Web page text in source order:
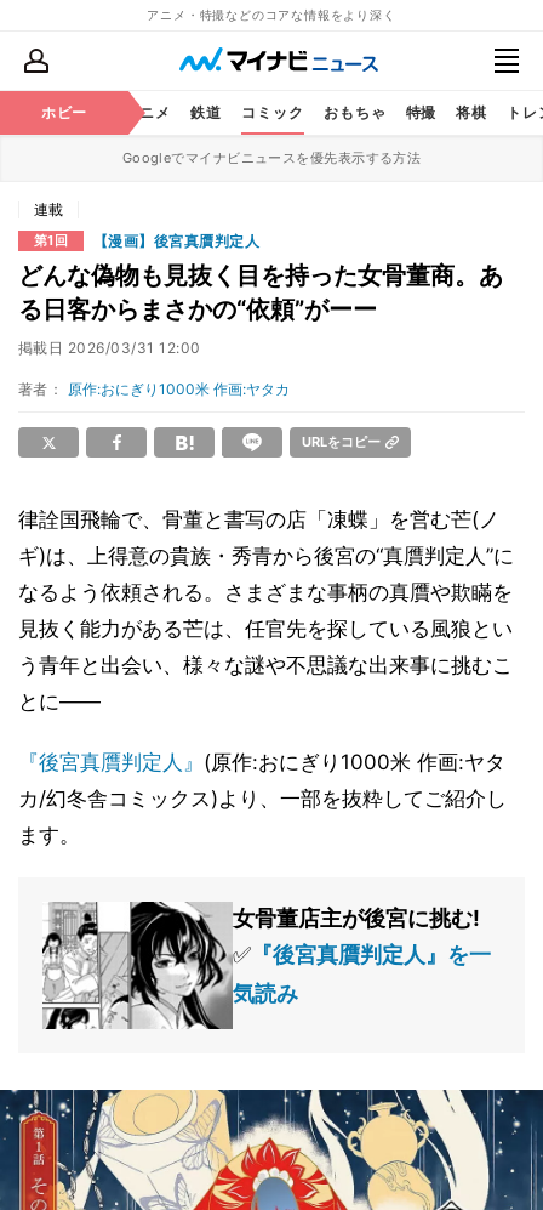
アニメ・特撮などのコアな情報をより深く
ホビー アニメ 鉄道 コミック おもちゃ 特撮 将棋 ト
Googleでマイナビニュースを優先表示する方法
連載
第1回 【漫画】後宮真贋判定人
どんな偽物も見抜く目を持った女骨董商。あ
る日客からまさかの“依頼”がーー
掲載日 2026/03/31 12:00
著者： 原作:おにぎり1000米 作画:ヤタカ
URLをコピー
律詮国飛輪で、骨董と書写の店「凍蝶」を営む芒(ノ
ギ)は、上得意の貴族・秀青から後宮の“真贋判定人”に
なるよう依頼される。さまざまな事柄の真贋や欺瞞を
見抜く能力がある芒は、任官先を探している風狼とい
う青年と出会い、様々な謎や不思議な出来事に挑むこ
とに――
『後宮真贋判定人』 (原作:おにぎり1000米 作画:ヤタ
カ/幻冬舎コミックス)より、一部を抜粋してご紹介し
ます。
女骨董店主が後宮に挑む!
✅『後宮真贋判定人』を一
気読み